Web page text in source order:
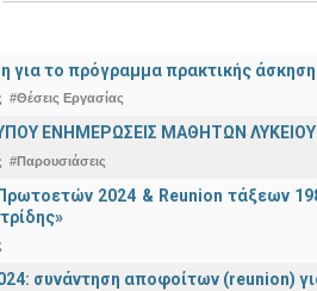
για το πρόγραμμα πρακτικής
#Θέσεις Εργασίας
ΕΝΗΜΕΡΩΣΕΙΣ ΜΑΘΗΤΩΝ ΛΥΚΕΙΟΥ
#Παρουσιάσεις
2024 & Reunion τάξεων
συνάντηση αποφοίτων (reunion)